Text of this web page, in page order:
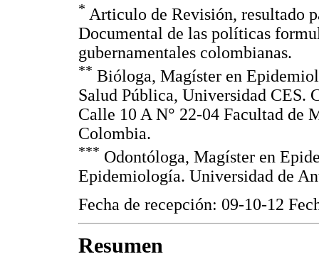
* Articulo de Revisión, resultado
Documental de las políticas
gubernamentales colombianas.
** Bióloga, Magíster en
Salud Pública, Universidad CES.
Calle 10 A N° 22-04 Facultad de
Colombia.
*** Odontóloga, Magíster en
Epidemiología. Universidad de
Fecha de recepción: 09-10-12
Resumen